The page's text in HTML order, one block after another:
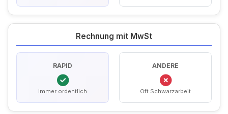
Rechnung mit MwSt
RAPID
Immer ordentlich
ANDERE
Oft Schwarzarbeit